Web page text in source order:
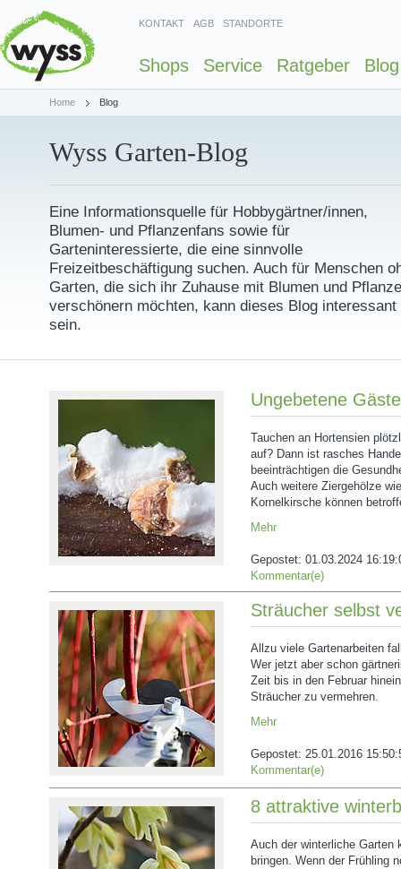
KONTAKT AGB STANDORTE
Shops Service Ratgeber Blog
Home Blog
Wyss Garten-Blog
Eine Informationsquelle für Hobbygärtner/innen,
Blumen- und Pflanzenfans sowie für
Garteninteressierte, die eine sinnvolle
Freizeitbeschäftigung suchen. Auch für Menschen
Garten, die sich ihr Zuhause mit Blumen und
verschönern möchten, kann dieses Blog interessant
sein.
Ungebetene
Tauchen an Hortensien
auf? Dann ist rasches
beeinträchtigen die
Auch weitere Ziergehölze
Kornelkirsche können
Mehr
Gepostet: 01.03.2024
Kommentar(e)
Sträucher selbst
Allzu viele Gartenarbeiten
Wer jetzt aber schon
Zeit bis in den Februar
Sträucher zu vermehren.
Mehr
Gepostet: 25.01.2016
Kommentar(e)
8 attraktive
Auch der winterliche Garten
bringen. Wenn der Frühling